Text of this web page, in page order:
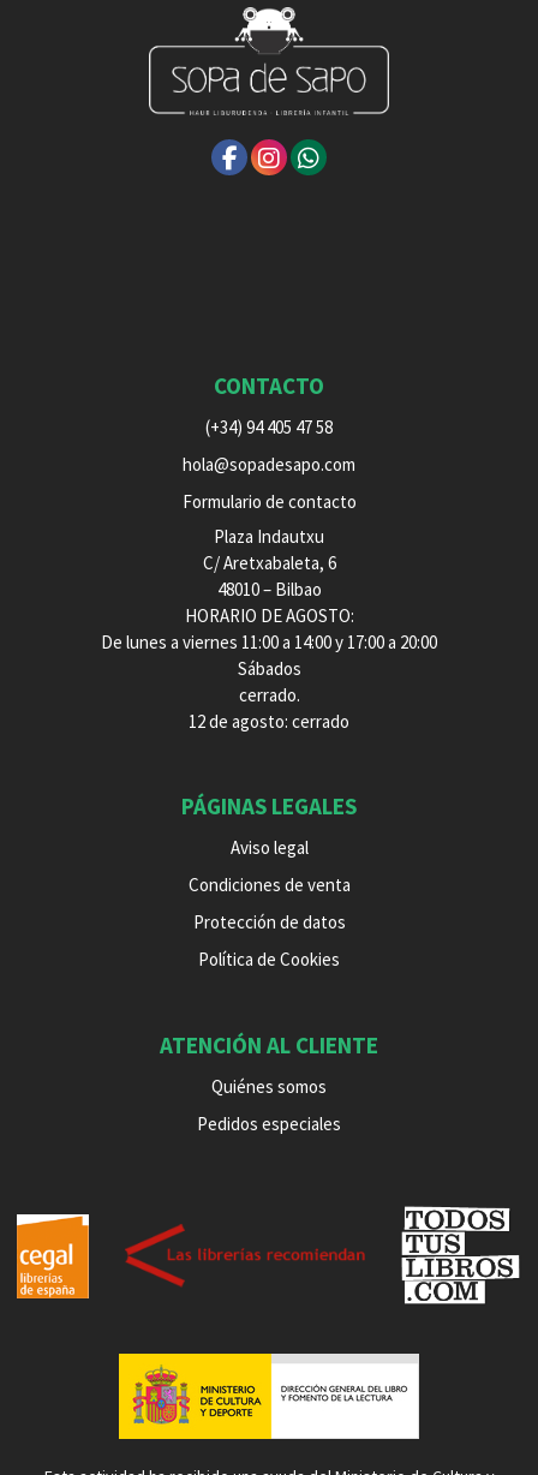
CONTACTO
(+34) 94 405 47 58
hola@sopadesapo.com
Formulario de contacto
Plaza Indautxu
C/ Aretxabaleta, 6
48010 – Bilbao
HORARIO DE AGOSTO:
De lunes a viernes 11:00 a 14:00 y 17:00 a 20:00
Sábados
cerrado.
12 de agosto: cerrado
PÁGINAS LEGALES
Aviso legal
Condiciones de venta
Protección de datos
Política de Cookies
ATENCIÓN AL CLIENTE
Quiénes somos
Pedidos especiales